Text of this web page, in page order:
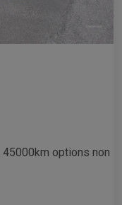
options non